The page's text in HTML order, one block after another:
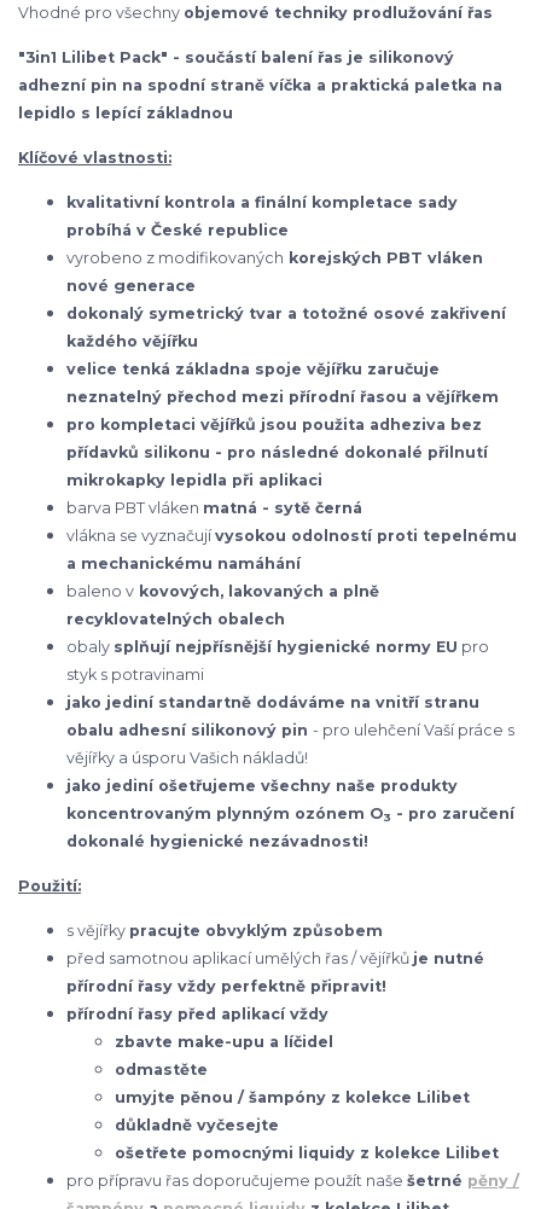
Vhodné pro všechny objemové techniky prodlužování řas
"3in1 Lilibet Pack" - součástí balení řas je silikonový
adhezní pin na spodní straně víčka a praktická paletka na
lepidlo s lepící základnou
Klíčové vlastnosti:
kvalitativní kontrola a finální kompletace sady
probíhá v České republice
vyrobeno z modifikovaných korejských PBT vláken
nové generace
dokonalý symetrický tvar a totožné osové zakřivení
každého vějířku
velice tenká základna spoje vějířku zaručuje
neznatelný přechod mezi přírodní řasou a vějířkem
pro kompletaci vějířků jsou použita adheziva bez
přídavků silikonu - pro následné dokonalé přilnutí
mikrokapky lepidla při aplikaci
barva PBT vláken matná - sytě černá
vlákna se vyznačujívysokou odolností proti tepelnému
a mechanickému namáhání
baleno v kovových, lakovaných a plně
recyklovatelných obalech
obaly splňují nejpřísnější hygienické normy EU pro
styk s potravinami
jako jediní standartně dodáváme na vnitří stranu
obalu adhesní silikonový pin - pro ulehčení Vaší práce s
vějířky a úsporu Vašich nákladů!
jako jediní ošetřujeme všechny naše produkty
koncentrovaným plynným ozónem O3 - pro zaručení
dokonalé hygienické nezávadnosti!
Použití:
s vějířky pracujte obvyklým způsobem
před samotnou aplikací umělých řas / vějířků je nutné
přírodní řasy vždy perfektně připravit!
přírodní řasy před aplikací vždy
zbavte make-upu a líčidel
odmastěte
umyjte pěnou / šampóny z kolekce Lilibet
důkladně vyčesejte
ošetřete pomocnými liquidy z kolekce Lilibet
pro přípravu řas doporučujeme použít naše šetrné pěny /